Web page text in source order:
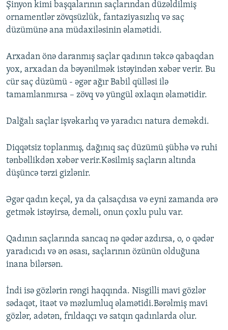
Şinyon kimi başqalarının saçlarından düzəldilmiş
ornamentlər zövqsüzlük, fantaziyasızlıq və saç
düzümünə ana müdaxiləsinin əlamətidi.
Arxadan önə daranmış saçlar qadının təkcə qabaqdan
yox, arxadan da bəyənilmək istəyindən xəbər verir. Bu
cür saç düzümü - əgər ağır Babil qülləsi ilə
tamamlanmırsa – zövq və yüngül əxlaqın əlamətidir.
Dalğalı saçlar işvəkarlıq və yaradıcı natura deməkdi.
Diqqətsiz toplanmış, dağınıq saç düzümü şübhə və ruhi
tənbəllikdən xəbər verir.Kəsilmiş saçların altında
düşüncə tərzi gizlənir.
Əgər qadın keçəl, ya da çalsaçdısa və eyni zamanda ərə
getmək istəyirsə, deməli, onun çoxlu pulu var.
Qadının saçlarında sancaq nə qədər azdırsa, o, o qədər
yaradıcıdı və ən əsası, saçlarının özünün olduğuna
inana bilərsən.
İndi isə gözlərin rəngi haqqında. Nisgilli mavi gözlər
sədaqət, itaət və məzlumluq əlamətidi.Bərəlmiş mavi
gözlər, adətən, frıldaqçı və satqın qadınlarda olur.